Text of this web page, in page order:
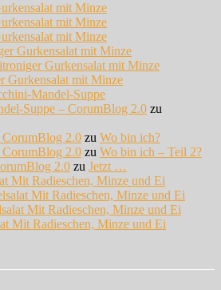
mit Minze
mit Minze
mit Minze
Gurkensalat mit Minze
Gurkensalat mit Minze
Gurkensalat mit Minze
Mandel-Suppe
Suppe – CorumBlog 2.0 zu
2.0 zu Wo bin ich?
2.0 zu Wo bin ich – Teil 2?
2.0 zu Jetzt …
Mit Radieschen, Minze und Ei
Mit Radieschen, Minze und Ei
Mit Radieschen, Minze und Ei
Mit Radieschen, Minze und Ei